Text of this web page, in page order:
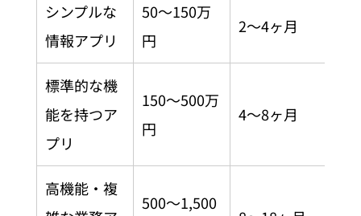
シンプルな
情報アプリ
50〜150万
円
2〜4ヶ月
標準的な機
能を持つア
プリ
150〜500万
円
4〜8ヶ月
高機能・複
500〜1,500